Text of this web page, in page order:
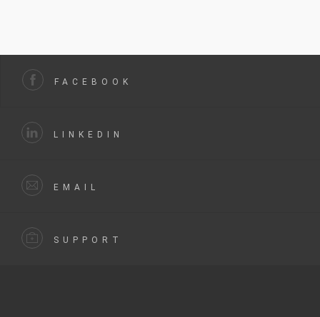
FACEBOOK
LINKEDIN
EMAIL
SUPPORT